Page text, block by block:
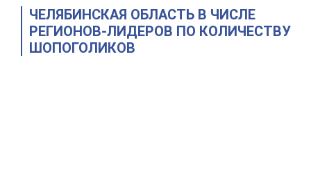
ЧЕЛЯБИНСКАЯ ОБЛАСТЬ В ЧИСЛЕ
РЕГИОНОВ-ЛИДЕРОВ ПО КОЛИЧЕСТВУ
ШОПОГОЛИКОВ